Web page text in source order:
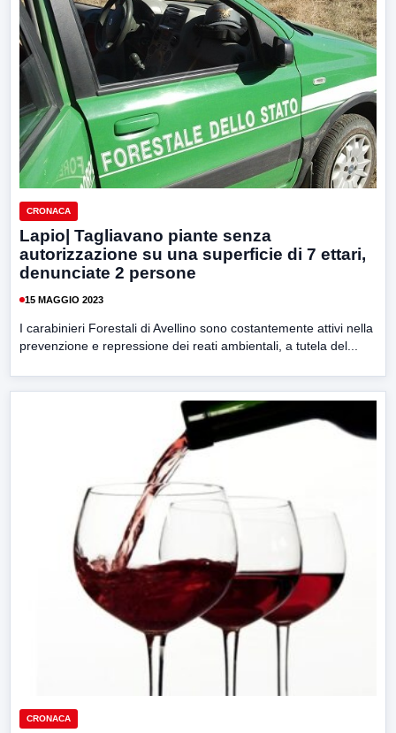
CRONACA
Lapio| Tagliavano piante senza
autorizzazione su una superficie di 7 ettari,
denunciate 2 persone
15 MAGGIO 2023
I carabinieri Forestali di Avellino sono costantemente attivi nella
prevenzione e repressione dei reati ambientali, a tutela del...
CRONACA